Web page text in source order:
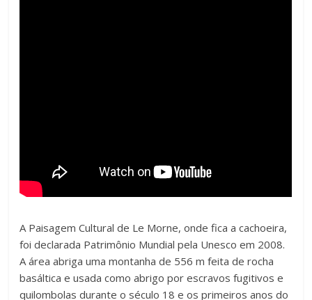
A Paisagem Cultural de Le Morne, onde fica a cachoeira,
foi declarada Patrimônio Mundial pela Unesco em 2008.
A área abriga uma montanha de 556 m feita de rocha
basáltica e usada como abrigo por escravos fugitivos e
quilombolas durante o século 18 e os primeiros anos do